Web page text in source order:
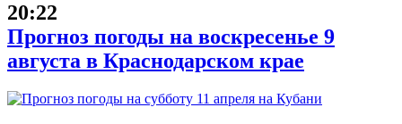
20:22
Прогноз погоды на воскресенье 9
августа в Краснодарском крае